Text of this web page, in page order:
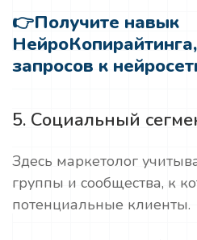
👉Получите навык
запросов к
5. Социальный
Здесь маркетолог
группы и сообщества, к
потенциальные клиенты.